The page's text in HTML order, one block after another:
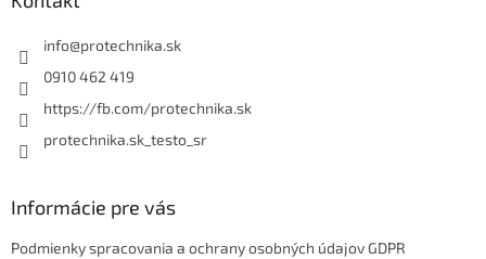
info@protechnika.sk
0910 462 419
https://fb.com/protechnika.sk
protechnika.sk_testo_sr
Informácie pre vás
Podmienky spracovania a ochrany osobných údajov GDPR